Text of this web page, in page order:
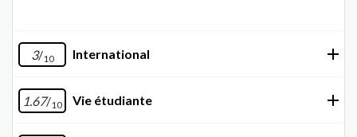
3/10 International
1.67/10 Vie étudiante